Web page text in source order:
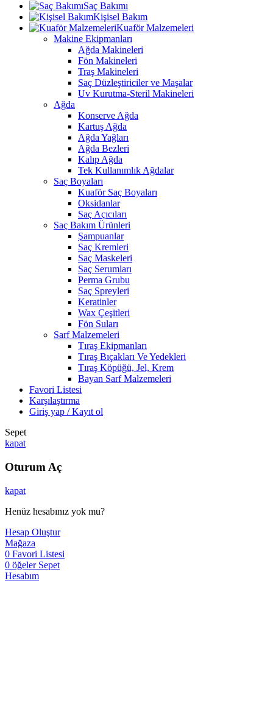
Saç Bakımı
Kişisel Bakım
Kuaför Malzemeleri
Makine Ekipmanları
Ağda Makineleri
Fön Makineleri
Traş Makineleri
Saç Düzleştiriciler ve Maşalar
Uv Kurutma-Steril Makineleri
Ağda
Konserve Ağda
Kartuş Ağda
Ağda Yağları
Ağda Bezleri
Kalıp Ağda
Tek Kullanımlık Ağdalar
Saç Boyaları
Kuaför Saç Boyaları
Oksidanlar
Saç Açıcıları
Saç Bakım Ürünleri
Şampuanlar
Saç Kremleri
Saç Maskeleri
Saç Serumları
Perma Grubu
Saç Spreyleri
Keratinler
Wax Çeşitleri
Fön Suları
Sarf Malzemeleri
Tıraş Ekipmanları
Tıraş Bıçakları Ve Yedekleri
Tıraş Köpüğü, Jel, Krem
Bayan Sarf Malzemeleri
Favori Listesi
Karşılaştırma
Giriş yap / Kayıt ol
Sepet
kapat
Oturum Aç
kapat
Henüz hesabınız yok mu?
Hesap Oluştur
Mağaza
0 Favori Listesi
0 öğeler Sepet
Hesabım